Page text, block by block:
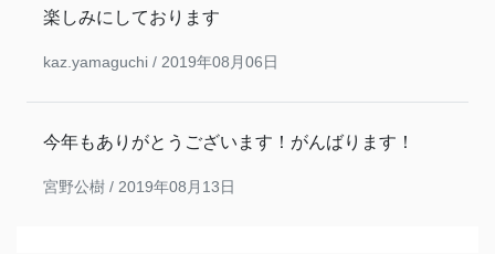
楽しみにしております
kaz.yamaguchi / 2019年08月06日
今年もありがとうございます！がんばります！
宮野公樹 / 2019年08月13日